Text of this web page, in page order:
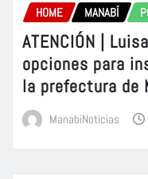
HOME MANABÍ
ATENCIÓN |
opciones para
la prefectura de
ManabiNoticias